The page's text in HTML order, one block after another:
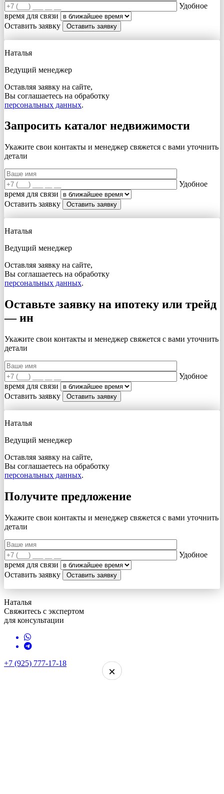
×
×
×
×
×
×
Удобное
время для связи
Оставить заявку
×
Наталья
Ведущий менеджер
Оставляя заявку на сайте,
Вы соглашаетесь на обработку
персональных данных.
Запросить каталог недвижимости
Укажите свои контакты и менеджер свяжется с вами уточнить
детали
Удобное
время для связи
Оставить заявку
×
Наталья
Ведущий менеджер
Оставляя заявку на сайте,
Вы соглашаетесь на обработку
персональных данных.
Оставьте заявку на ипотеку или трейд
— ин
Укажите свои контакты и менеджер свяжется с вами уточнить
детали
Удобное
время для связи
Оставить заявку
×
Наталья
Ведущий менеджер
Оставляя заявку на сайте,
Вы соглашаетесь на обработку
персональных данных.
Получите предложение
Укажите свои контакты и менеджер свяжется с вами уточнить
детали
Удобное
время для связи
Оставить заявку
×
Наталья
Свяжитесь с экспертом
для консультации
+7 (925) 777-17-18